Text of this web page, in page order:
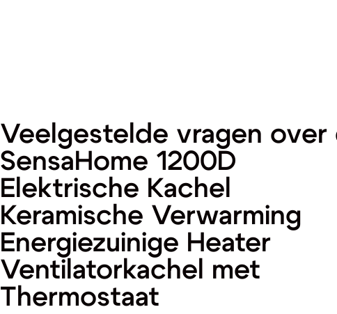
Veelgestelde vragen over
SensaHome 1200D
Elektrische Kachel
Keramische Verwarming
Energiezuinige Heater
Ventilatorkachel met
Thermostaat